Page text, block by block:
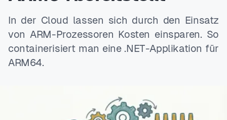
In der Cloud lassen sich durch den Einsatz
von ARM-Prozessoren Kosten einsparen. So
containerisiert man eine .NET-Applikation für
ARM64.